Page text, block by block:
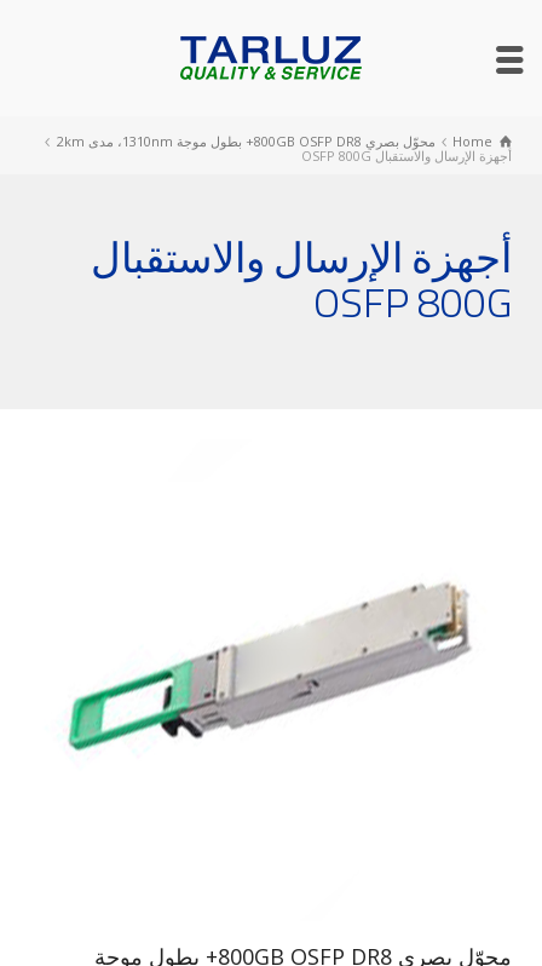
Home
محوّل بصري 800GB OSFP DR8+ بطول موجة 1310nm، مدى 2km
أجهزة الإرسال والاستقبال OSFP 800G
أجهزة الإرسال والاستقبال
OSFP 800G
محوّل بصري 800GB OSFP DR8+ بطول موجة